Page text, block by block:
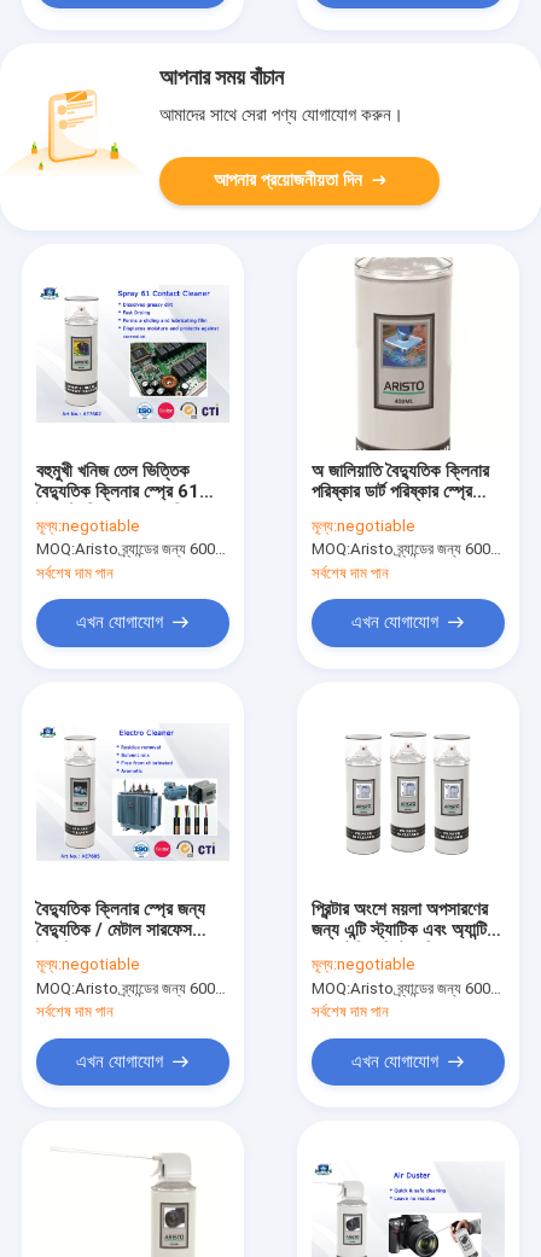
আপনার সময় বাঁচান
আমাদের সাথে সেরা পণ্য যোগাযোগ করুন।
আপনার প্রয়োজনীয়তা দিন
বহুমুখী খনিজ তেল ভিত্তিক
বৈদ্যুতিক ক্লিনার স্প্রে 61
মূল্য:negotiable
MOQ:Aristo ব্র্যান্ডের জন্য 6000pcs, গ্রাহকের ব্র্যান্ডের জন্য 15000pcs
সর্বশেষ দাম পান
এখন যোগাযোগ
অ জালিয়াতি বৈদ্যুতিক ক্লিনার
পরিষ্কার ডার্ট পরিষ্কার স্প্রে
মূল্য:negotiable
MOQ:Aristo ব্র্যান্ডের জন্য 6000pcs, গ্রাহকের ব্র্যান্ডের জন্য 15000pcs
সর্বশেষ দাম পান
এখন যোগাযোগ
বৈদ্যুতিক ক্লিনার স্প্রে জন্য
বৈদ্যুতিক / মেটাল সারফেস
পরিস্কার 65
মূল্য:negotiable
MOQ:Aristo ব্র্যান্ডের জন্য 6000pcs, গ্রাহকের ব্র্যান্ডের জন্য 15000pcs
সর্বশেষ দাম পান
এখন যোগাযোগ
প্রিন্টার অংশে ময়লা অপসারণের
জন্য এন্টি স্ট্যাটিক এবং অ্যান্টি
মূল্য:negotiable
MOQ:Aristo ব্র্যান্ডের জন্য 6000pcs, গ্রাহকের ব্র্যান্ডের জন্য 15000pcs
সর্বশেষ দাম পান
এখন যোগাযোগ